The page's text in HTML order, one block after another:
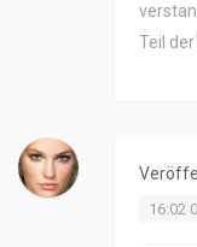
Teil
16:02